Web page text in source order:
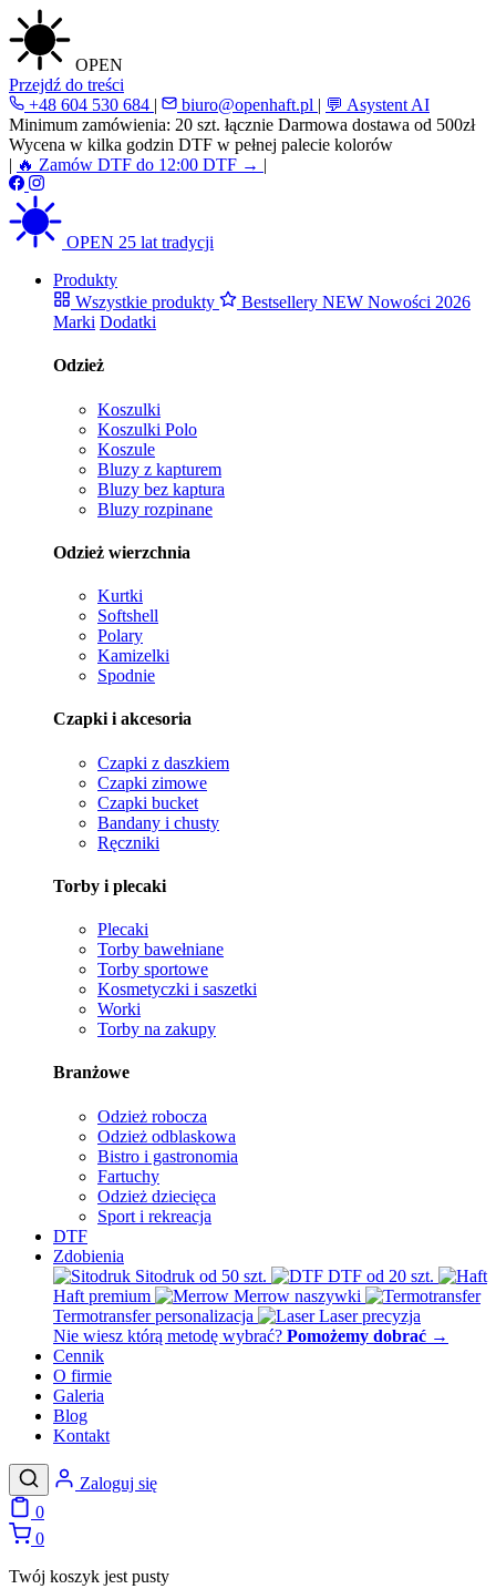
OPEN
Przejdź do treści
+48 604 530 684 | biuro@openhaft.pl | 💬 Asystent AI
Minimum zamówienia: 20 szt. łącznie Darmowa dostawa od 500zł
Wycena w kilka godzin DTF w pełnej palecie kolorów
| 🔥 Zamów DTF do 12:00 DTF → |
OPEN 25 lat tradycji
Produkty
Wszystkie produkty
Bestsellery NEW Nowości 2026
Marki Dodatki
Odzież
Koszulki
Koszulki Polo
Koszule
Bluzy z kapturem
Bluzy bez kaptura
Bluzy rozpinane
Odzież wierzchnia
Kurtki
Softshell
Polary
Kamizelki
Spodnie
Czapki i akcesoria
Czapki z daszkiem
Czapki zimowe
Czapki bucket
Bandany i chusty
Ręczniki
Torby i plecaki
Plecaki
Torby bawełniane
Torby sportowe
Kosmetyczki i saszetki
Worki
Torby na zakupy
Branżowe
Odzież robocza
Odzież odblaskowa
Bistro i gastronomia
Fartuchy
Odzież dziecięca
Sport i rekreacja
DTF
Zdobienia
Sitodruk od 50 szt. DTF od 20 szt.
Haft premium Merrow naszywki
Termotransfer personalizacja Laser precyzja
Nie wiesz którą metodę wybrać? Pomożemy dobrać →
Cennik
O firmie
Galeria
Blog
Kontakt
Zaloguj się
0
0
Twój koszyk jest pusty